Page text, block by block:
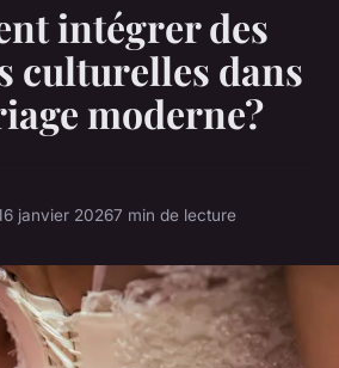
intégrer des
culturelles dans
moderne?
janvier 20267 min de lecture